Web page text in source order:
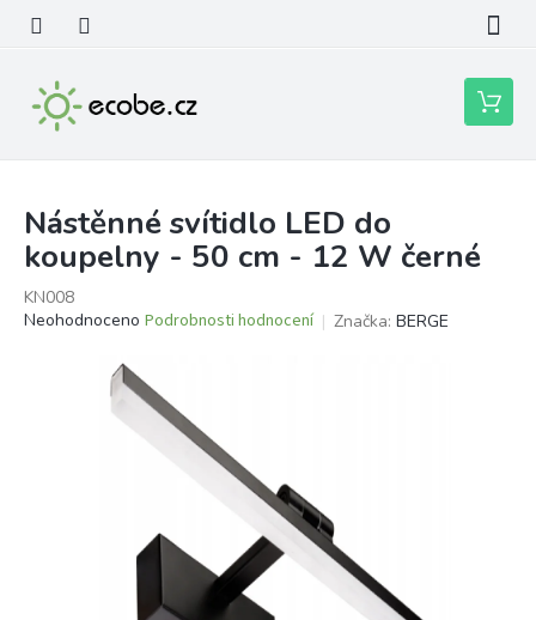
obsah
Nákupní
košík
Nástěnné svítidlo LED do
koupelny - 50 cm - 12 W černé
KN008
Průměrné
Neohodnoceno Podrobnosti hodnocení Značka: BERGE